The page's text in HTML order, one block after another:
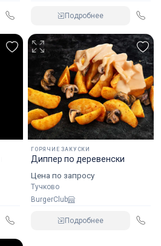
Подробнее
ГОРЯЧИЕ ЗАКУСКИ
Диппер по деревенски
Цена по запросу
Тучково
BurgerClub
Подробнее